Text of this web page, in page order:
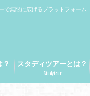
で無限に広げるプラットフォーム
スタディツアーとは？
Studytour